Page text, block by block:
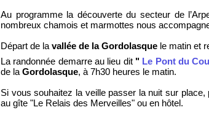
Au programme la découverte du secteur de
nombreux chamois et marmottes nous
Départ de la vallée de la Gordolasque le matin et
La randonnée demarre au lieu dit" Le Pont du
de la Gordolasque, à 7h30 heures le matin.
Si vous souhaitez la veille passer la nuit sur
au gîte "Le Relais des Merveilles" ou en hôtel.